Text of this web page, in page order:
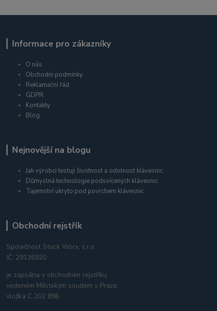
Informace pro zákazníky
O nás
Obchodní podmínky
Reklamační řád
GDPR
Kontakty
Blog
Nejnovější na blogu
Jak výrobci testují životnost a odolnost klávesnic
Důmyslná technologie podsvícených klávesnic
Tajemství ukryto pod povrchem klávesnic
Obchodní rejstřík
Společnost Stock Worx, s.r.o.
IČ: 29136920
je zapsána v obchodním rejstříku
vedeném Městským soudem v Praze,
vložka C 202 896